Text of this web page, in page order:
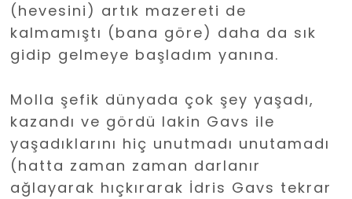
(hevesini) artık mazereti de
kalmamıştı (bana göre) daha da sık
gidip gelmeye başladım yanına.
Molla şefik dünyada çok şey yaşadı,
kazandı ve gördü lakin Gavs ile
yaşadıklarını hiç unutmadı unutamadı
(hatta zaman zaman darlanır
ağlayarak hıçkırarak İdris Gavs tekrar